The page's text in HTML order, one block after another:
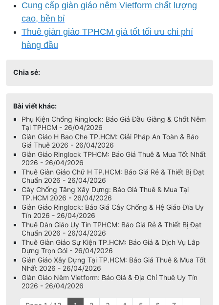
Cung cấp giàn giáo nêm Vietform chất lượng
cao, bền bỉ
Thuê giàn giáo TPHCM giá tốt tối ưu chi phí
hàng đầu
Chia sẻ:
Bài viết khác:
Phụ Kiện Chống Ringlock: Báo Giá Đầu Giằng & Chốt Nêm
Tại TPHCM - 26/04/2026
Giàn Giáo H Bao Che TP.HCM: Giải Pháp An Toàn & Báo
Giá Thuê 2026 - 26/04/2026
Giàn Giáo Ringlock TPHCM: Báo Giá Thuê & Mua Tốt Nhất
2026 - 26/04/2026
Thuê Giàn Giáo Chữ H TP.HCM: Báo Giá Rẻ & Thiết Bị Đạt
Chuẩn 2026 - 26/04/2026
Cây Chống Tăng Xây Dựng: Báo Giá Thuê & Mua Tại
TP.HCM 2026 - 26/04/2026
Giàn Giáo Ringlock: Báo Giá Cây Chống & Hệ Giáo Đĩa Uy
Tín 2026 - 26/04/2026
Thuê Dàn Giáo Uy Tín TPHCM: Báo Giá Rẻ & Thiết Bị Đạt
Chuẩn 2026 - 26/04/2026
Thuê Giàn Giáo Sự Kiện TP.HCM: Báo Giá & Dịch Vụ Lắp
Dựng Trọn Gói - 26/04/2026
Giàn Giáo Xây Dựng Tại TP.HCM: Báo Giá Thuê & Mua Tốt
Nhất 2026 - 26/04/2026
Giàn Giáo Nêm Vietform: Báo Giá & Địa Chỉ Thuê Uy Tín
2026 - 26/04/2026